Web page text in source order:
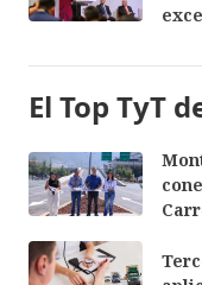
El Top TyT